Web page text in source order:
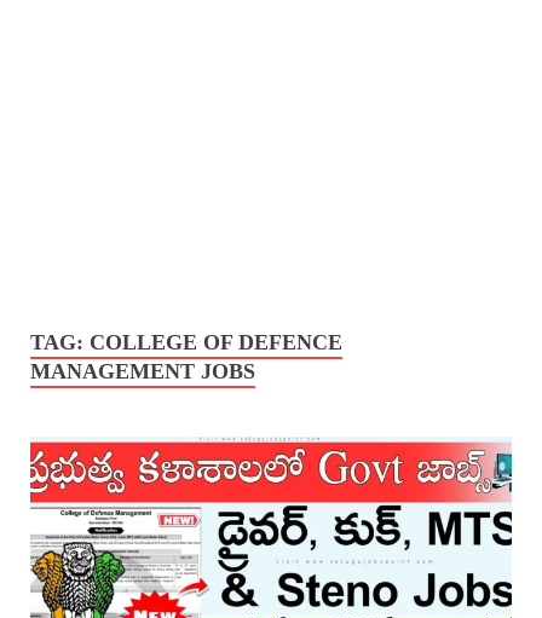
TAG: COLLEGE OF DEFENCE
MANAGEMENT JOBS